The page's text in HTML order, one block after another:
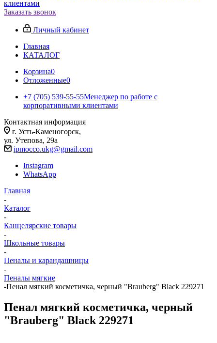
клиентами
Заказать звонок
Личный кабинет
Главная
КАТАЛОГ
Корзина0
Отложенные0
+7 (705) 539-55-55Менеджер по работе с
корпоративными клиентами
Контактная информация
г. Усть-Каменогорск,
ул. Утепова, 29а
ipmocco.ukg@gmail.com
Instagram
WhatsApp
Главная
-
Каталог
-
Канцелярские товары
-
Школьные товары
-
Пеналы и карандашницы
-
Пеналы мягкие
-Пенал мягкий косметичка, черный "Brauberg" Black 229271
Пенал мягкий косметичка, черный
"Brauberg" Black 229271